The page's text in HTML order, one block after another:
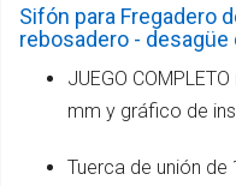
Sifón para Fregadero
rebosadero -
JUEGO
mm y gráfico de
Tuerca de unión